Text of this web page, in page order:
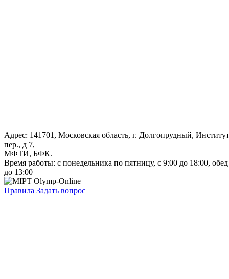
Адрес: 141701, Московская область, г. Долгопрудный,
пер., д 7,
МФТИ, БФК.
Время работы: с понедельника по пятницу, с 9:00 до 18:00,
до 13:00
Правила Задать вопрос